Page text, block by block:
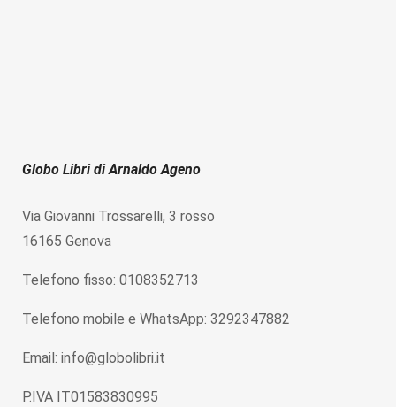
Globo Libri di Arnaldo Ageno
Via Giovanni Trossarelli, 3 rosso
16165 Genova
Telefono fisso: 0108352713
Telefono mobile e WhatsApp: 3292347882
Email: info@globolibri.it
P.IVA IT01583830995